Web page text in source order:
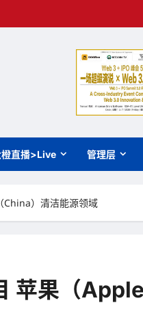
直播>Live 管理层
China）清洁能源领域
苹果（